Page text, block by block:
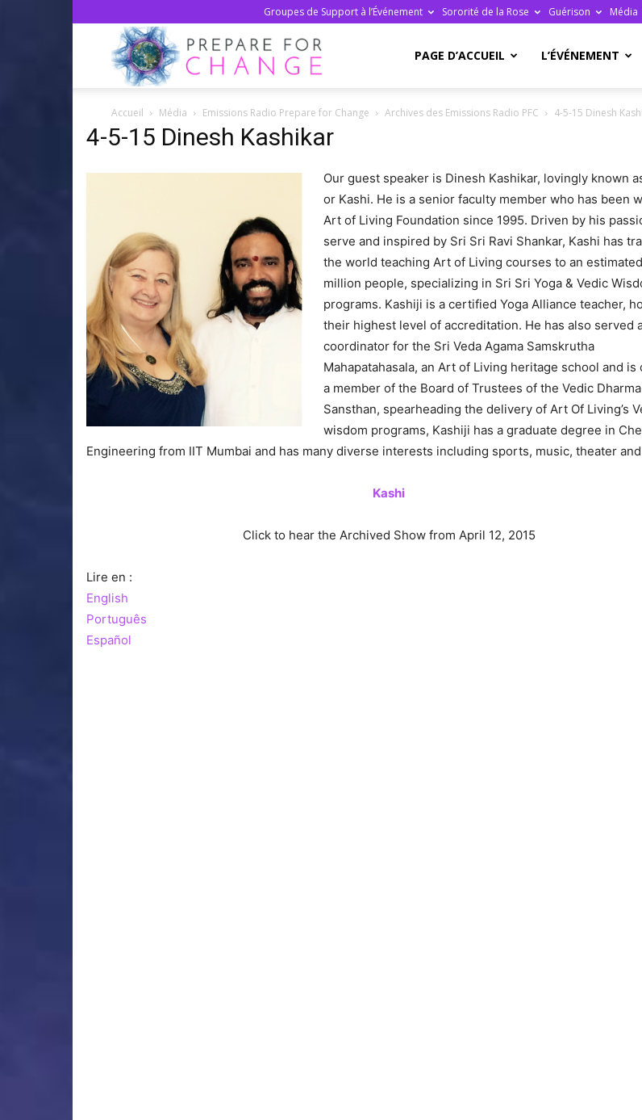
Groupes de Support à l’Événement Sororité de la Rose Guérison Média
For
Change
–
Français
PAGE D’ACCUEIL L’ÉVÉNEMENT
Accueil Média Emissions Radio Prepare for Change Archives des Emissions Radio PFC 4-5-15 Dinesh
4-5-15 Dinesh Kashikar
Our guest speaker is Dinesh Kashikar, lovingly known
or Kashi. He is a senior faculty member who has been
Art of Living Foundation since 1995. Driven by his
serve and inspired by Sri Sri Ravi Shankar, Kashi has
the world teaching Art of Living courses to an
million people, specializing in Sri Sri Yoga & Vedic
programs. Kashiji is a certified Yoga Alliance teacher,
their highest level of accreditation. He has also served
coordinator for the Sri Veda Agama Samskrutha
Mahapatahasala, an Art of Living heritage school and
a member of the Board of Trustees of the Vedic Dharma
Sansthan, spearheading the delivery of Art Of Living’s
wisdom programs, Kashiji has a graduate degree in
Engineering from IIT Mumbai and has many diverse interests including sports, music, theater
Kashi
Click to hear the Archived Show from April 12, 2015
Lire en :
English
Português
Español